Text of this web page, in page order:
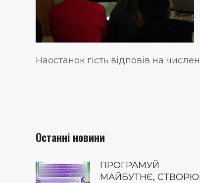
Наостанок гість відповів на
Останні новини
ПРОГРАМУЙ
МАЙБУТНЄ,